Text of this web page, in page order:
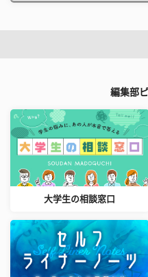
編集部
大学生の相談窓口